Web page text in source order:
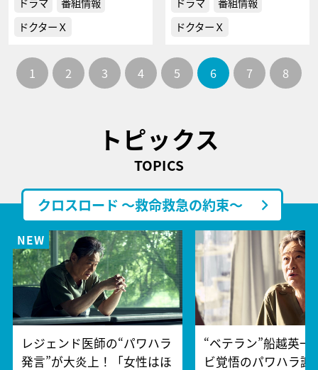
ドクターＸ
ドクターＸ
1 2 3 4 5 6 7 8
トピックス
TOPICS
クロスロード ～救命救急の約束～
レジェンド医師の“パワハラ
発言”が大炎上！「女性はほ
“ベテラン”船越英一
ビ覚悟のパワハラ謝